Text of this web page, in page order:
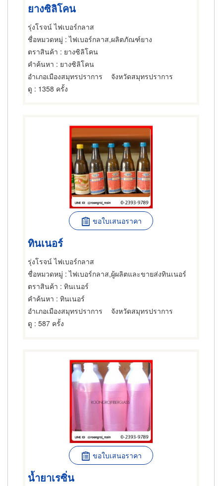
ยางซิลิโคน
รุ่งโรจน์ ไฟเบอร์กลาส
ชื่อหมวดหมู่ : ไฟเบอร์กลาส,ผลิตภัณฑ์ยาง
ตราสินค้า : ยางซิลิโคน
คำค้นหา : ยางซิลิโคน
อำเภอเมืองสมุทรปราการ
จังหวัดสมุทรปราการ
ดู : 1358 ครั้ง
ขอใบเสนอราคา
ทินเนอร์
รุ่งโรจน์ ไฟเบอร์กลาส
ชื่อหมวดหมู่ : ไฟเบอร์กลาส,ผู้ผลิตและขายส่งทินเนอร์
ตราสินค้า : ทินเนอร์
คำค้นหา : ทินเนอร์
อำเภอเมืองสมุทรปราการ
จังหวัดสมุทรปราการ
ดู : 587 ครั้ง
ขอใบเสนอราคา
น้ำยาเรซิ่น